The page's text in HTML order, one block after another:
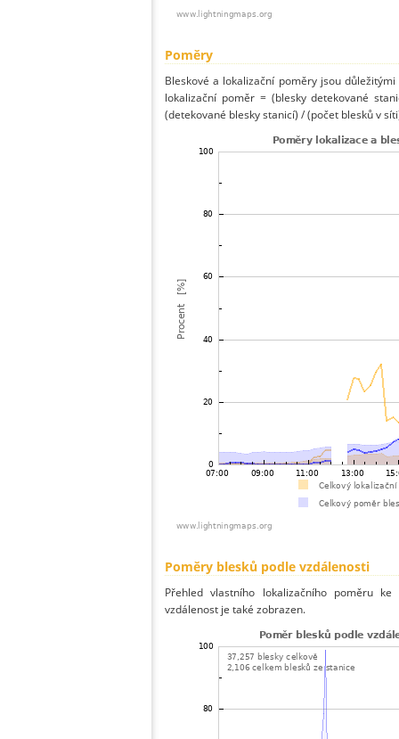
Poměry
Bleskové a lokalizační poměry jsou
lokalizační poměr = (blesky detekované
(detekované blesky stanicí) / (počet blesků v
Poměry blesků podle vzdálenosti
Přehled vlastního lokalizačního poměru
vzdálenost je také zobrazen.